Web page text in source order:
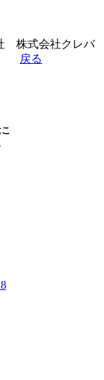
株式会社クレバ
戻る